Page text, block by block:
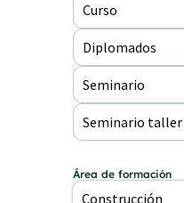
Curso
Diplomados
Seminario
Seminario taller
Área de formación
Construcción